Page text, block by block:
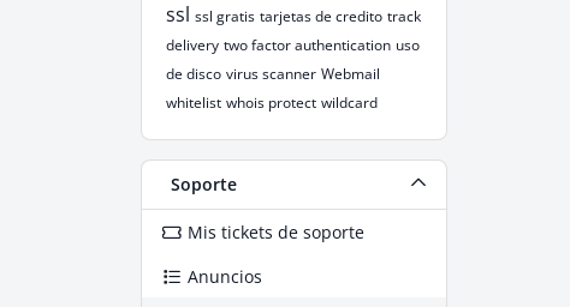
ssl ssl gratis tarjetas de credito track
delivery two factor authentication uso
de disco virus scanner Webmail
whitelist whois protect wildcard
Soporte
Mis tickets de soporte
Anuncios